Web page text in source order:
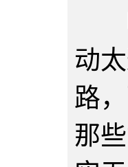
叶
动
路
那